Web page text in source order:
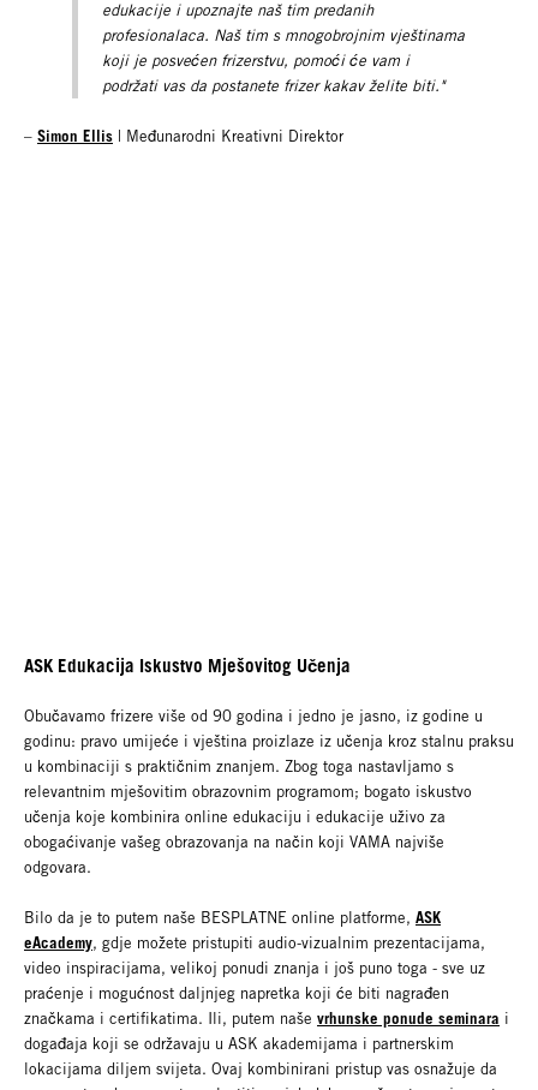
edukacije i upoznajte naš tim predanih
profesionalaca. Naš tim s mnogobrojnim vještinama
koji je posvećen frizerstvu, pomoći će vam i
podržati vas da postanete frizer kakav želite biti."
– Simon Ellis | Međunarodni Kreativni Direktor
ASK Edukacija Iskustvo Mješovitog Učenja
Obučavamo frizere više od 90 godina i jedno je jasno, iz godine u
godinu: pravo umijeće i vještina proizlaze iz učenja kroz stalnu praksu
u kombinaciji s praktičnim znanjem. Zbog toga nastavljamo s
relevantnim mješovitim obrazovnim programom; bogato iskustvo
učenja koje kombinira online edukaciju i edukacije uživo za
obogaćivanje vašeg obrazovanja na način koji VAMA najviše
odgovara.
Bilo da je to putem naše BESPLATNE online platforme, ASK
eAcademy, gdje možete pristupiti audio-vizualnim prezentacijama,
video inspiracijama, velikoj ponudi znanja i još puno toga - sve uz
praćenje i mogućnost daljnjeg napretka koji će biti nagrađen
značkama i certifikatima. Ili, putem naše vrhunske ponude seminara i
događaja koji se održavaju u ASK akademijama i partnerskim
lokacijama diljem svijeta. Ovaj kombinirani pristup vas osnažuje da